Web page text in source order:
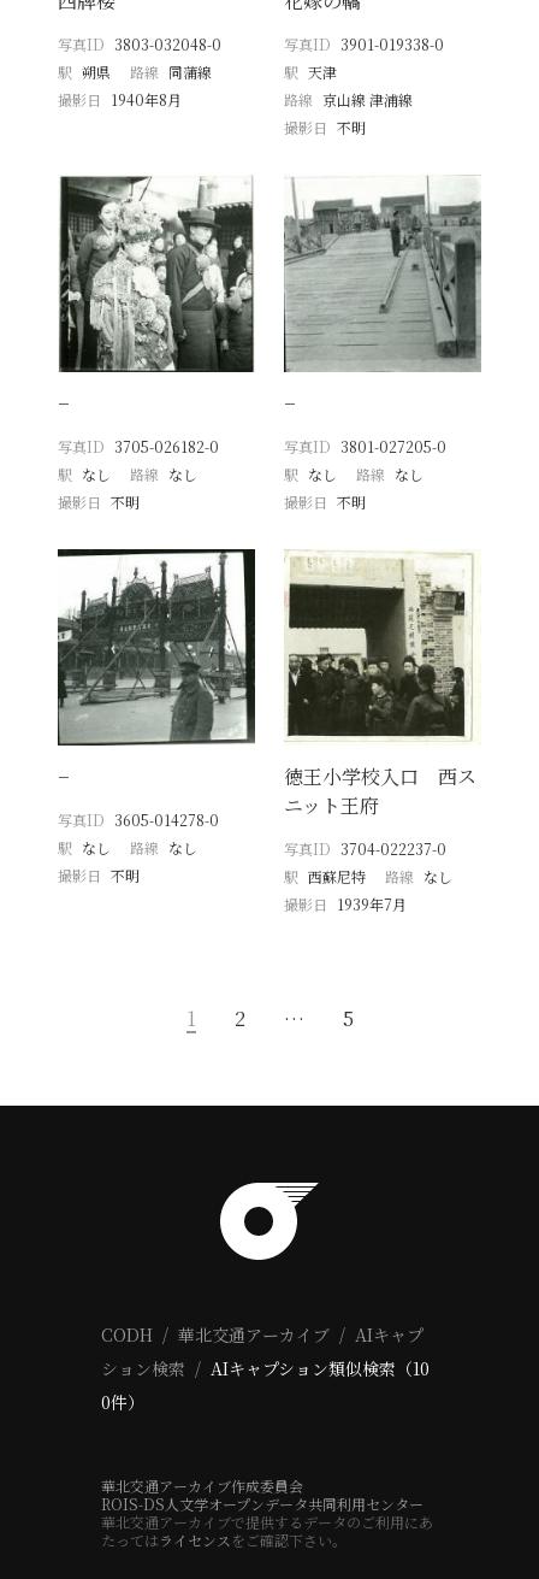
写真ID 3803-032048-0
駅 朔県 路線 同蒲線
撮影日
1940年8月
写真ID 3901-019338-0
駅 天津
路線 京山線 津浦線
撮影日 不明
−
写真ID 3705-026182-0
駅 なし 路線 なし
撮影日
不明
−
写真ID 3801-027205-0
駅 なし 路線 なし
撮影日 不明
−
写真ID 3605-014278-0
駅 なし 路線 なし
撮影日
不明
徳王小学校入口 西ス
ニット王府
写真ID 3704-022237-0
駅 西蘇尼特 路線 なし
撮影日
1939年7月
1 2 … 5
CODH 華北交通アーカイブ
AIキャプ
ション検索
AIキャプション類似検索（10
0件）
華北交通アーカイブ作成委員会
ROIS-DS人文学オープンデータ共同利用センター
華北交通アーカイブで提供するデータのご利用にあ
たってはライセンス をご確認下さい。